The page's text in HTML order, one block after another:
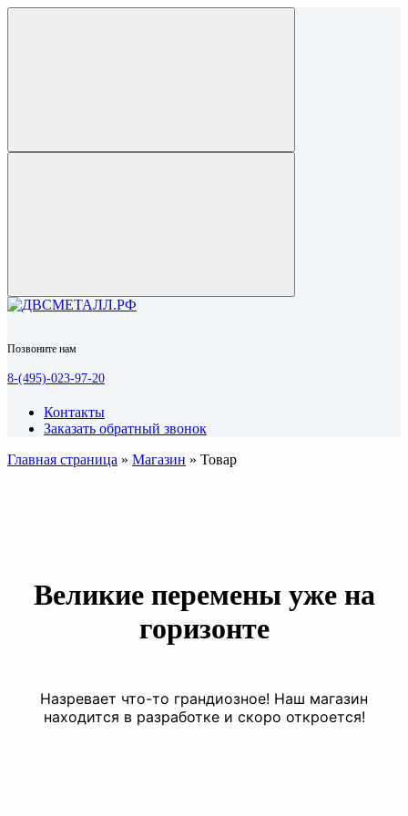
Позвоните нам
8-(495)-023-97-20
Контакты
Заказать обратный звонок
Главная страница » Магазин » Товар
Великие перемены уже на
горизонте
Назревает что-то грандиозное! Наш магазин
находится в разработке и скоро откроется!